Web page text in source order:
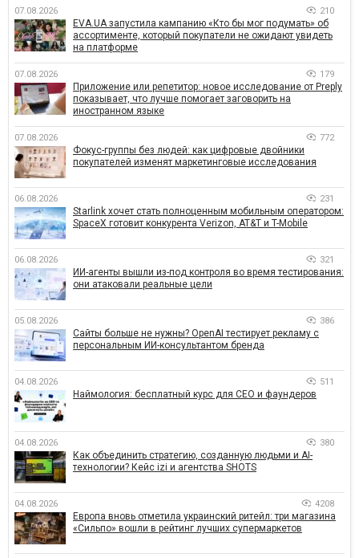
07.08.2026 210
EVA.UA запустила кампанию «Кто бы мог подумать» об
ассортименте, который покупатели не ожидают увидеть
на платформе
07.08.2026 179
Приложение или репетитор: новое исследование от Preply
показывает, что лучше помогает заговорить на
иностранном языке
07.08.2026 772
Фокус-группы без людей: как цифровые двойники
покупателей изменят маркетинговые исследования
06.08.2026 231
Starlink хочет стать полноценным мобильным оператором:
SpaceX готовит конкурента Verizon, AT&T и T-Mobile
06.08.2026 321
ИИ-агенты вышли из-под контроля во время тестирования:
они атаковали реальные цели
05.08.2026 386
Сайты больше не нужны? OpenAI тестирует рекламу с
персональным ИИ-консультантом бренда
04.08.2026 511
Наймология: бесплатный курс для CEO и фаундеров
04.08.2026 380
Как объединить стратегию, созданную людьми и AI-
технологии? Кейс izi и агентства SHOTS
04.08.2026 4208
Европа вновь отметила украинский ритейл: три магазина
«Сильпо» вошли в рейтинг лучших супермаркетов